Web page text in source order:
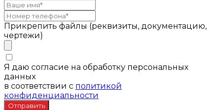
Прикрепить файлы (реквизиты, документацию,
чертежи)
Я даю согласие на обработку персональных
данных
в соответствии с политикой
конфиденциальности